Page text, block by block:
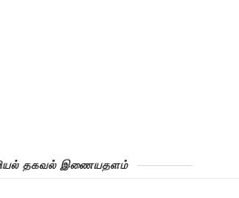
தகவல் இணையதளம்